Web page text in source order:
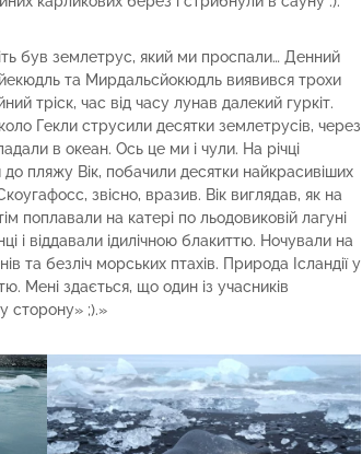
був землетрус, який ми проспали… Денний
та Мирдальсйокюдль виявився трохи
тріск, час від часу лунав далекий гуркіт.
Гекли струсили десятки землетрусів, через
в океан. Ось це ми і чули. На річці
пляжу Вік, побачили десятки найкрасивіших
звісно, вразив. Вік виглядав, як на
поплавали на катері по льодовиковій лагуні
і віддавали ідилічною блакиттю. Ночували на
та безліч морських птахів. Природа Ісландії у
Мені здається, що один із учасників
сторону» ;).»